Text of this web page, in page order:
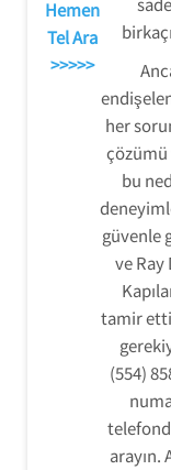
Hemen
Tel Ara
>>>>>
her
çözümü
bu
güvenle
ve Ray
tamir
(554)
arayın.